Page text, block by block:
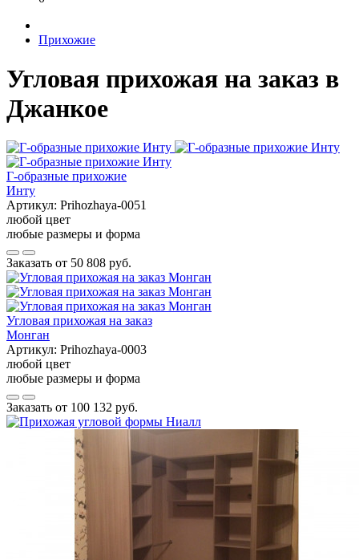
Прихожие
Угловая прихожая на заказ в
Джанкое
Г-образные прихожие
Инту
Артикул: Prihozhaya-0051
любой цвет
любые размеры и форма
Заказать от 50 808 руб.
Угловая прихожая на заказ
Монган
Артикул: Prihozhaya-0003
любой цвет
любые размеры и форма
Заказать от 100 132 руб.